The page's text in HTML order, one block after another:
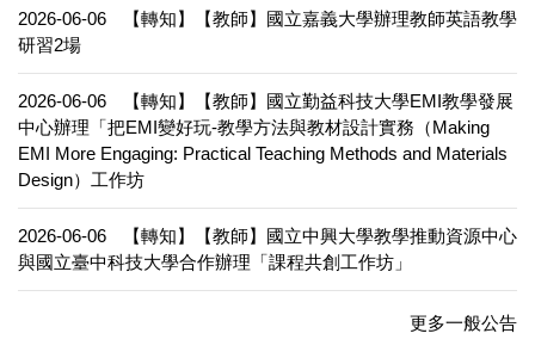
2026-06-06
【轉知】【教師】國立嘉義大學辦理教師英語教學
研習2場
2026-06-06
【轉知】【教師】國立勤益科技大學EMI教學發展
中心辦理「把EMI變好玩-教學方法與教材設計實務（Making
EMI More Engaging: Practical Teaching Methods and Materials
Design）工作坊
2026-06-06
【轉知】【教師】國立中興大學教學推動資源中心
與國立臺中科技大學合作辦理「課程共創工作坊」
更多一般公告